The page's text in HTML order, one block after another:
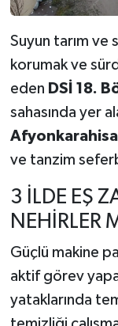
Suyun tarım ve
korumak ve
eden DSİ 18.
sahasında yer
ve tanzim
3 İLDE EŞ
NEHİRLER
Güçlü makine
aktif görev
yataklarında